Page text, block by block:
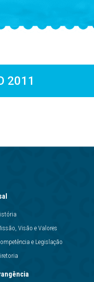
2011
Visão e Valores
e Legislação